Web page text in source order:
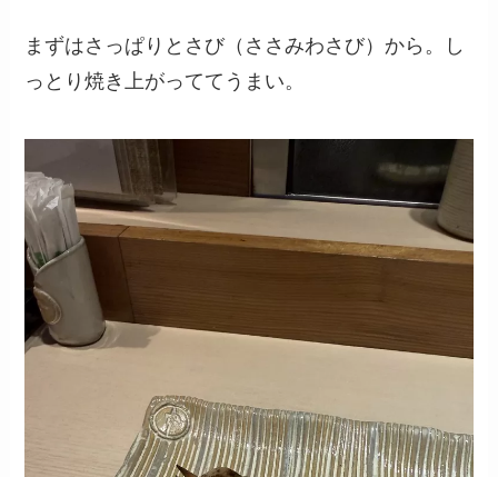
まずはさっぱりとさび（ささみわさび）から。し
っとり焼き上がっててうまい。